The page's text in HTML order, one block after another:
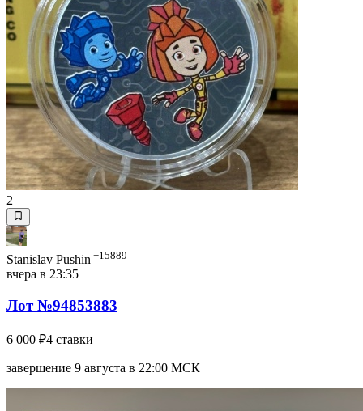
2
Stanislav Pushin +15889
вчера в 23:35
Лот №94853883
6 000 ₽4 ставки
завершение 9 августа в 22:00 МСК